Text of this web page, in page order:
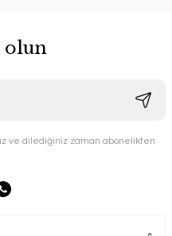
olun
ve dilediğiniz zaman abonelikten